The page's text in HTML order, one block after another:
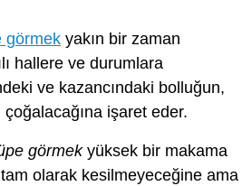
görmek yakın bir zaman
hallere ve durumlara
ve kazancındaki bolluğun,
işaret eder.
görmekyüksek bir makama
tam olarak kesilmeyeceğine ama